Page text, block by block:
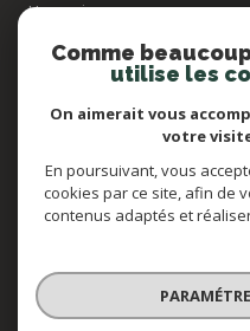
Honoraires
Cookies
© 2026 | Tous droits réservés
Comme
utilise les
On aimerait vous
votre
En poursuivant, vous
cookies par ce site, afin de
contenus adaptés et